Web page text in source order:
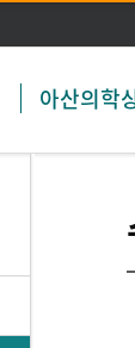
아산의학